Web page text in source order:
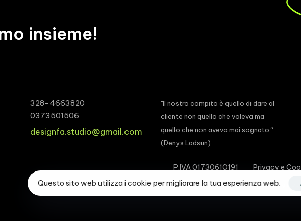
insieme!
328-4663820
0373501506
designfa.studio@gmail.com
"Il nostro compito è quello di dare al
cliente non quello che voleva ma
quello che non aveva mai sognato.“
(Denys Ladsun)
P.IVA 01730610191 Privacy e
© Copyright
Questo sito web utilizza i cookie per migliorare la tua esperienza web.